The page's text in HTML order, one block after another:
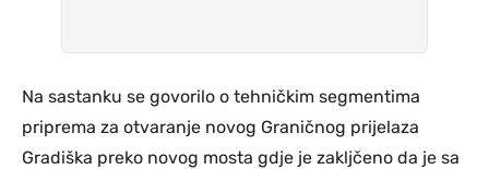
Na sastanku se govorilo o tehničkim segmentima
priprema za otvaranje novog Graničnog prijelaza
Gradiška preko novog mosta gdje je zakljčeno da je sa